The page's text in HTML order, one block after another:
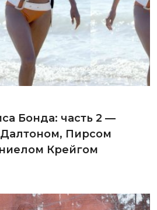
Бонда: часть 2 —
Пирсом
Крейгом